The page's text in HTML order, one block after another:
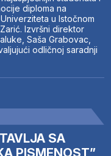
diploma na
u Istočnom
Izvršni direktor
Saša Grabovac,
odličnoj saradnji
SA
PISMENOST”